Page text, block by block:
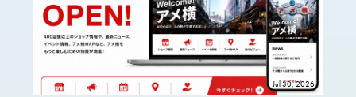
Jul 30, 2026